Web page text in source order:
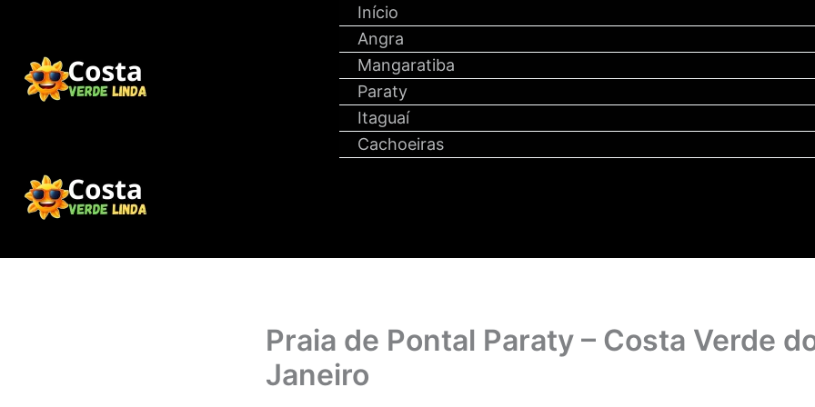
conteúdo
Início
Angra
Mangaratiba
Paraty
Itaguaí
Cachoeiras
Praia de Pontal Paraty – Costa Verde
Janeiro